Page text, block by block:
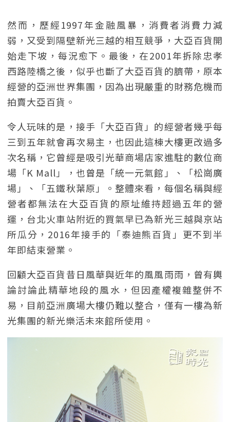
然而，歷經1997年金融風暴，消費者消費力減
弱，又受到隔壁新光三越的相互競爭，大亞百貨開
始走下坡，每況愈下。最後，在2001年拆除忠孝
西路陸橋之後，似乎也斷了大亞百貨的臍帶，原本
經營的亞洲世界集團，因為出現嚴重的財務危機而
拍賣大亞百貨。
令人玩味的是，接手「大亞百貨」的經營者幾乎每
三到五年就會再次易主，也因此這棟大樓更改過多
次名稱，它曾經是吸引光華商場店家進駐的數位商
場「K Mall」，也曾是「統一元氣館」、「松崗廣
場」、「五鐵秋葉原」。整體來看，每個名稱與經
營者都無法在大亞百貨的原址維持超過五年的營
運，台北火車站附近的買氣早已為新光三越與京站
所瓜分，2016年接手的「泰迪熊百貨」更不到半
年即結束營業。
回顧大亞百貨昔日風華與近年的風風雨雨，曾有輿
論討論此精華地段的風水，但因產權複雜整併不
易，目前亞洲廣場大樓仍難以整合，僅有一樓為新
光集團的新光樂活未來館所使用。